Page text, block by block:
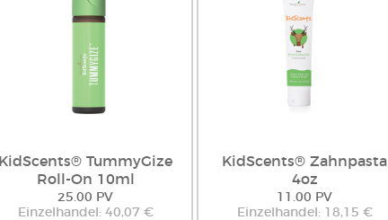
KidScents® TummyGize
Roll-On 10ml
25.00 PV
Einzelhandel: 40,07 €
KidScents® Zahnpasta
4oz
11.00 PV
Einzelhandel: 18,15 €